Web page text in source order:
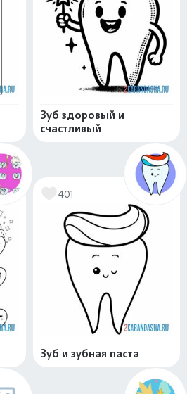
Зуб здоровый и
счастливый
401
Зуб и зубная паста